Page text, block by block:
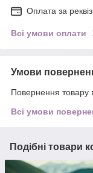
Оплата за
Всі умови оплати
Умови
Повернення товару
Всі умови
Подібні товари